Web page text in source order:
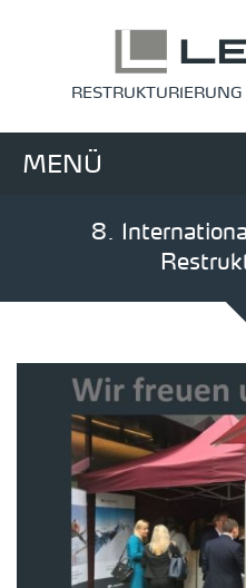
RESTRUKTURIERUNG
MENÜ
8.